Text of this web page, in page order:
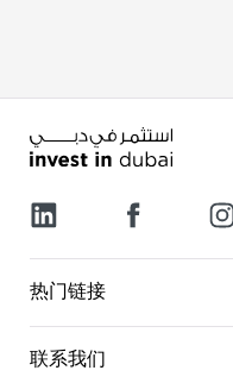
热门链接
联系我们